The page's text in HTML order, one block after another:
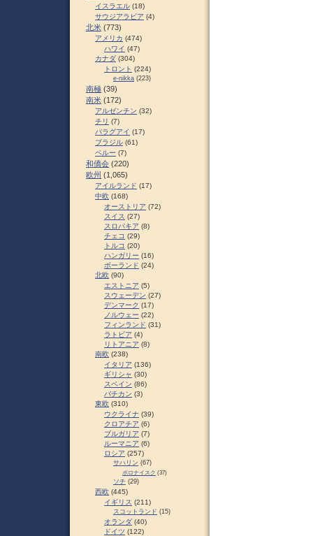
イスラエル (18)
サウジアラビア (4)
北米 (773)
アメリカ (474)
ハワイ (47)
カナダ (304)
トロント (224)
e-nikka (223)
南極 (39)
南米 (172)
アルゼンチン (32)
チリ (7)
パラグアイ (17)
ブラジル (61)
ペルー (7)
和僑会 (220)
欧州 (1,065)
アイルランド (17)
中欧 (168)
オーストリア (72)
スイス (27)
スロパキア (8)
チェコ (29)
トルコ (20)
ハンガリー (16)
ポーランド (24)
北欧 (90)
エストニア (5)
スウェーデン (27)
デンマーク (17)
ノルウェー (22)
フィンランド (31)
ラトビア (4)
リトアニア (8)
南欧 (238)
イタリア (136)
ギリシャ (30)
スペイン (86)
バチカン (3)
東欧 (310)
ウクライナ (39)
クロアチア (6)
ブルガリア (7)
ルーマニア (6)
ロシア (257)
サハリン (67)
ポロナイスク (37)
ソチ (29)
西欧 (445)
イギリス (211)
スコットランド (15)
オランダ (40)
ドイツ (122)